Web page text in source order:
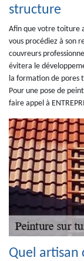
structure
Afin que votre toiture
vous procédiez à son
couvreurs
évitera le
la formation de pores
Pour une pose de
faire appel à
Quel artisan